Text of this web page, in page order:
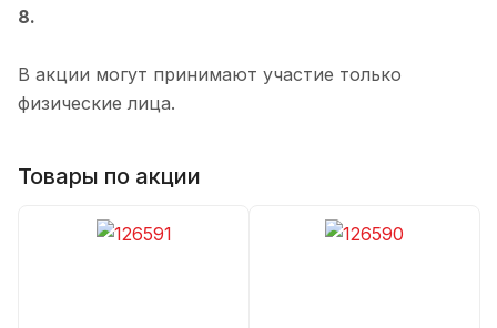
8.
В акции могут принимают участие только
физические лица.
Товары по акции